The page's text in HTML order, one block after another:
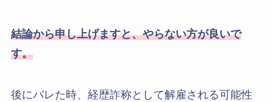
結論から申し上げますと、やらない方が良いで
す。
後にバレた時、経歴詐称として解雇される可能性